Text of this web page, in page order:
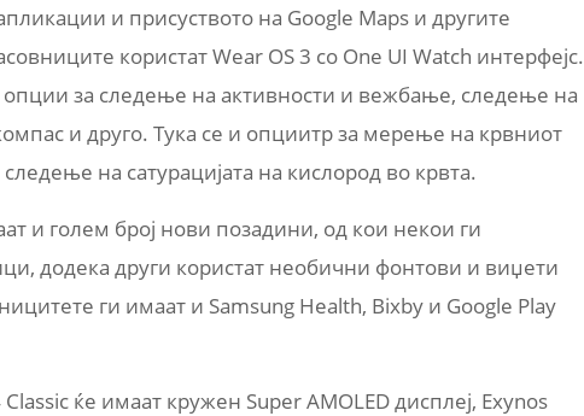
и присуството на Google Maps и другите
користат Wear OS 3 со One UI Watch интерфејс.
за следење на активности и вежбање, следење на
и друго. Тука се и опциитр за мерење на крвниот
на сатурацијата на кислород во крвта.
и голем број нови позадини, од кои некои ги
додека други користат необични фонтови и виџети
ги имаат и Samsung Health, Bixby и Google Play
ќе имаат кружен Super AMOLED дисплеј, Exynos